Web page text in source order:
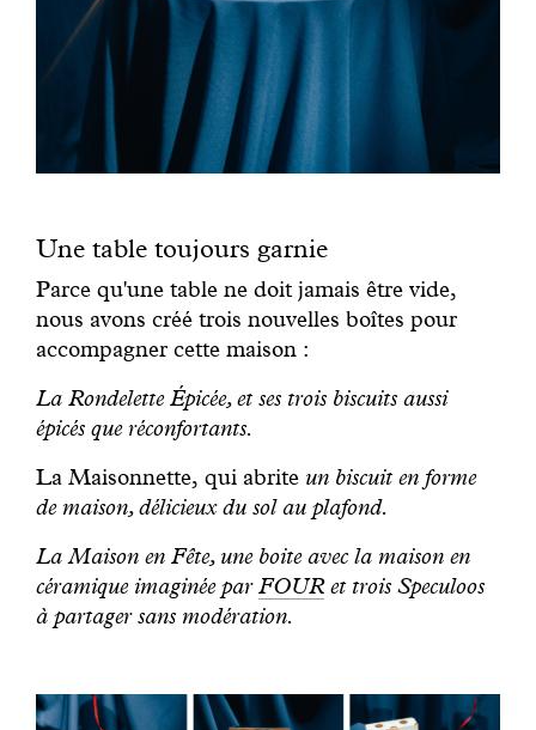
Une table toujours garnie
Parce qu'une table ne doit jamais être vide,
nous avons créé trois nouvelles boîtes pour
accompagner cette maison :
La Rondelette Épicée,et ses trois biscuits aussi
épicés que réconfortants.
La Maisonnette, qui abrite un biscuit en forme
de maison, délicieux du sol au plafond.
La Maison en Fête,une boite avec la maison en
céramique imaginée parFOURet trois Speculoos
à partager sans modération.